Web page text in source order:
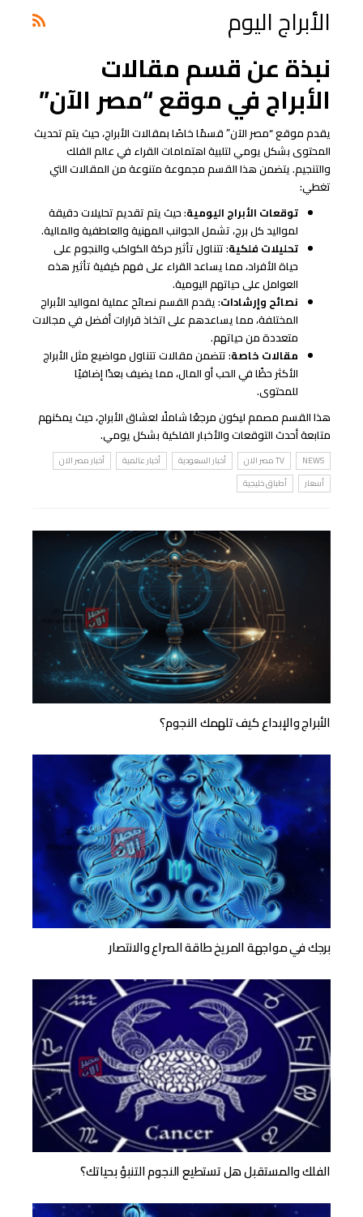
الأبراج اليوم
نبذة عن قسم مقالات
الأبراج في موقع “مصر الآن”
يقدم موقع “مصر الآن” قسمًا خاصًا بمقالات الأبراج، حيث يتم تحديث
المحتوى بشكل يومي لتلبية اهتمامات القراء في عالم الفلك
والتنجيم. يتضمن هذا القسم مجموعة متنوعة من المقالات التي
تغطي:
توقعات الأبراج اليومية: حيث يتم تقديم تحليلات دقيقة
لمواليد كل برج، تشمل الجوانب المهنية والعاطفية والمالية.
تحليلات فلكية: تتناول تأثير حركة الكواكب والنجوم على
حياة الأفراد، مما يساعد القراء على فهم كيفية تأثير هذه
العوامل على حياتهم اليومية.
نصائح وإرشادات: يقدم القسم نصائح عملية لمواليد الأبراج
المختلفة، مما يساعدهم على اتخاذ قرارات أفضل في مجالات
متعددة من حياتهم.
مقالات خاصة: تتضمن مقالات تتناول مواضيع مثل الأبراج
الأكثر حظًا في الحب أو المال، مما يضيف بعدًا إضافيًا
للمحتوى.
هذا القسم مصمم ليكون مرجعًا شاملًا لعشاق الأبراج، حيث يمكنهم
متابعة أحدث التوقعات والأخبار الفلكية بشكل يومي.
NEWS TV مصر الان أخبار السعودية أخبار عالمية
أخبار مصر الان
أسعار
أطباق خليجية
الأبراج والإبداع كيف تلهمك النجوم؟
برجك في مواجهة المريخ طاقة الصراع والانتصار
الفلك والمستقبل هل تستطيع النجوم التنبؤ بحياتك؟